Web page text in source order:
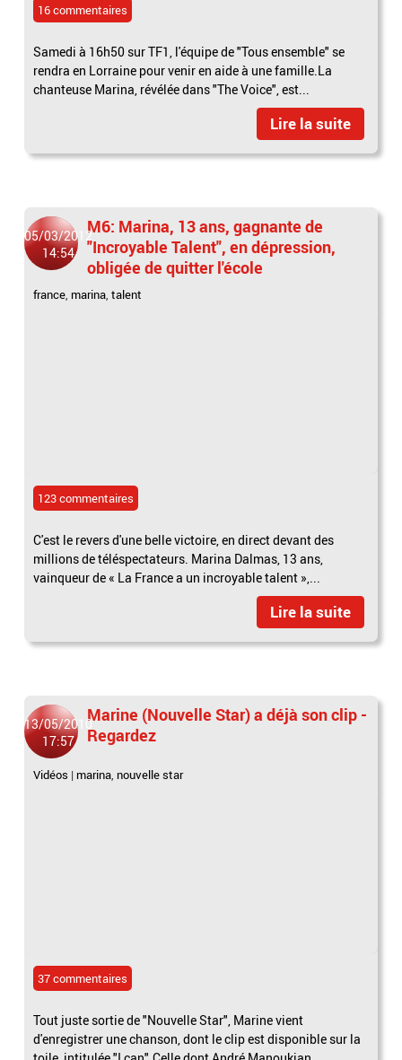
16 commentaires
Samedi à 16h50 sur TF1, l'équipe de "Tous ensemble" se
rendra en Lorraine pour venir en aide à une famille.La
chanteuse Marina, révélée dans "The Voice", est...
Lire la suite
05/03/2012
14:54
M6: Marina, 13 ans, gagnante de
"Incroyable Talent", en dépression,
obligée de quitter l'école
france, marina,talent
123 commentaires
C'est le revers d'une belle victoire, en direct devant des
millions de téléspectateurs. Marina Dalmas, 13 ans,
vainqueur de « La France a un incroyable talent »,...
Lire la suite
13/05/2010
17:57
Marine (Nouvelle Star) a déjà son clip -
Regardez
Vidéos | marina, nouvelle star
37 commentaires
Tout juste sortie de "Nouvelle Star", Marine vient
d'enregistrer une chanson, dont le clip est disponible sur la